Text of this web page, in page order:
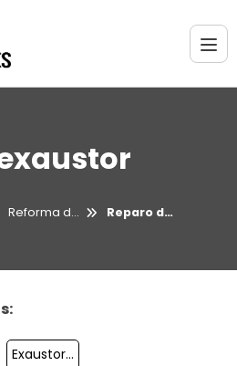
Reforma de exaustores Reparo de exaustor
Exaustor Assistência Técnica